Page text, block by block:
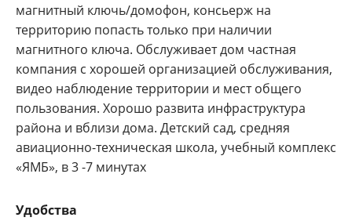
магнитный ключь/домофон, консьерж на
территорию попасть только при наличии
магнитного ключа. Обслуживает дом частная
компания с хорошей организацией обслуживания,
видео наблюдение территории и мест общего
пользования. Хорошо развита инфраструктура
района и вблизи дома. Детский сад, средняя
авиационно-техническая школа, учебный комплекс
«ЯМБ», в 3 -7 минутах
Удобства